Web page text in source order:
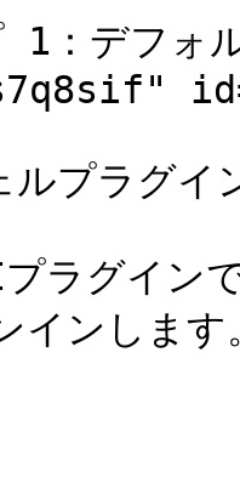
：デフォ
プラグイ
グインで
インします